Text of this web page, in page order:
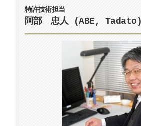
特許技術担当
阿部 忠人 (ABE, Tadato)